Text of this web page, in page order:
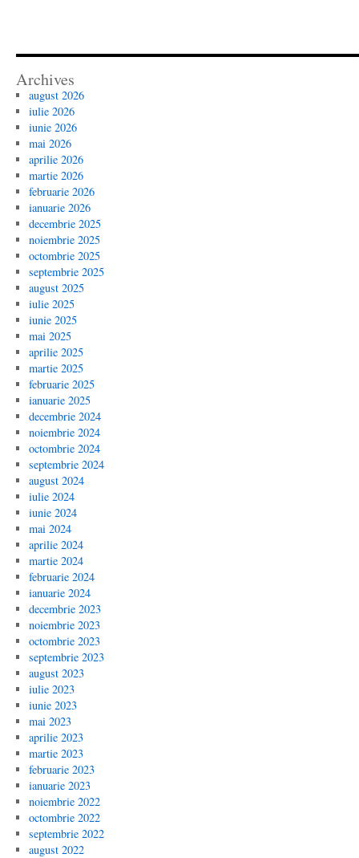
Archives
august 2026
iulie 2026
iunie 2026
mai 2026
aprilie 2026
martie 2026
februarie 2026
ianuarie 2026
decembrie 2025
noiembrie 2025
octombrie 2025
septembrie 2025
august 2025
iulie 2025
iunie 2025
mai 2025
aprilie 2025
martie 2025
februarie 2025
ianuarie 2025
decembrie 2024
noiembrie 2024
octombrie 2024
septembrie 2024
august 2024
iulie 2024
iunie 2024
mai 2024
aprilie 2024
martie 2024
februarie 2024
ianuarie 2024
decembrie 2023
noiembrie 2023
octombrie 2023
septembrie 2023
august 2023
iulie 2023
iunie 2023
mai 2023
aprilie 2023
martie 2023
februarie 2023
ianuarie 2023
noiembrie 2022
octombrie 2022
septembrie 2022
august 2022